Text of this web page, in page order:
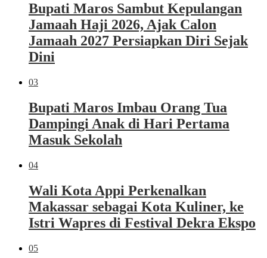
Bupati Maros Sambut Kepulangan
Jamaah Haji 2026, Ajak Calon
Jamaah 2027 Persiapkan Diri Sejak
Dini
03
Bupati Maros Imbau Orang Tua
Dampingi Anak di Hari Pertama
Masuk Sekolah
04
Wali Kota Appi Perkenalkan
Makassar sebagai Kota Kuliner, ke
Istri Wapres di Festival Dekra Ekspo
05